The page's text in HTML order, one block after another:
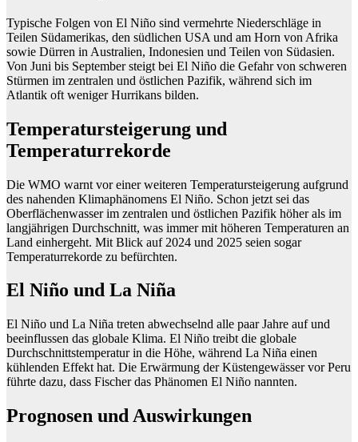
Typische Folgen von El Niño sind vermehrte Niederschläge in
Teilen Südamerikas, den südlichen USA und am Horn von Afrika
sowie Dürren in Australien, Indonesien und Teilen von Südasien.
Von Juni bis September steigt bei El Niño die Gefahr von schweren
Stürmen im zentralen und östlichen Pazifik, während sich im
Atlantik oft weniger Hurrikans bilden.
Temperatursteigerung und
Temperaturrekorde
Die WMO warnt vor einer weiteren Temperatursteigerung aufgrund
des nahenden Klimaphänomens El Niño. Schon jetzt sei das
Oberflächenwasser im zentralen und östlichen Pazifik höher als im
langjährigen Durchschnitt, was immer mit höheren Temperaturen an
Land einhergeht. Mit Blick auf 2024 und 2025 seien sogar
Temperaturrekorde zu befürchten.
El Niño und La Niña
El Niño und La Niña treten abwechselnd alle paar Jahre auf und
beeinflussen das globale Klima. El Niño treibt die globale
Durchschnittstemperatur in die Höhe, während La Niña einen
kühlenden Effekt hat. Die Erwärmung der Küstengewässer vor Peru
führte dazu, dass Fischer das Phänomen El Niño nannten.
Prognosen und Auswirkungen